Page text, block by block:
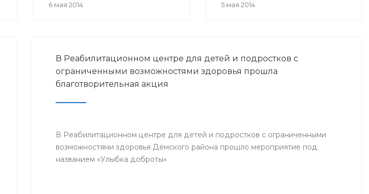
6 мая 2014 5 мая 2014
В Реабилитационном центре для детей и подростков с
ограниченными возможностями здоровья прошла
благотворительная акция
В Реабилитационном центре для детей и подростков с ограниченными
возможностями здоровья Дёмского района прошло мероприятие под
названием «Улыбка доброты»